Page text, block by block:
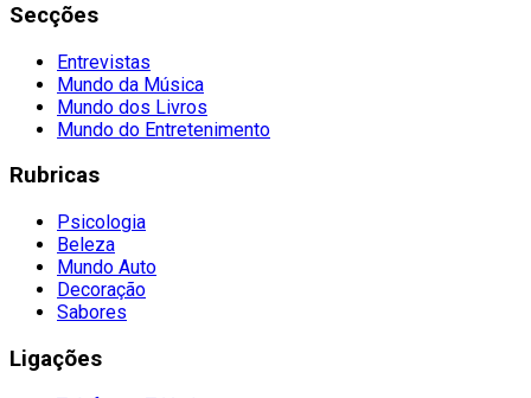
Secções
Entrevistas
Mundo da Música
Mundo dos Livros
Mundo do Entretenimento
Rubricas
Psicologia
Beleza
Mundo Auto
Decoração
Sabores
Ligações